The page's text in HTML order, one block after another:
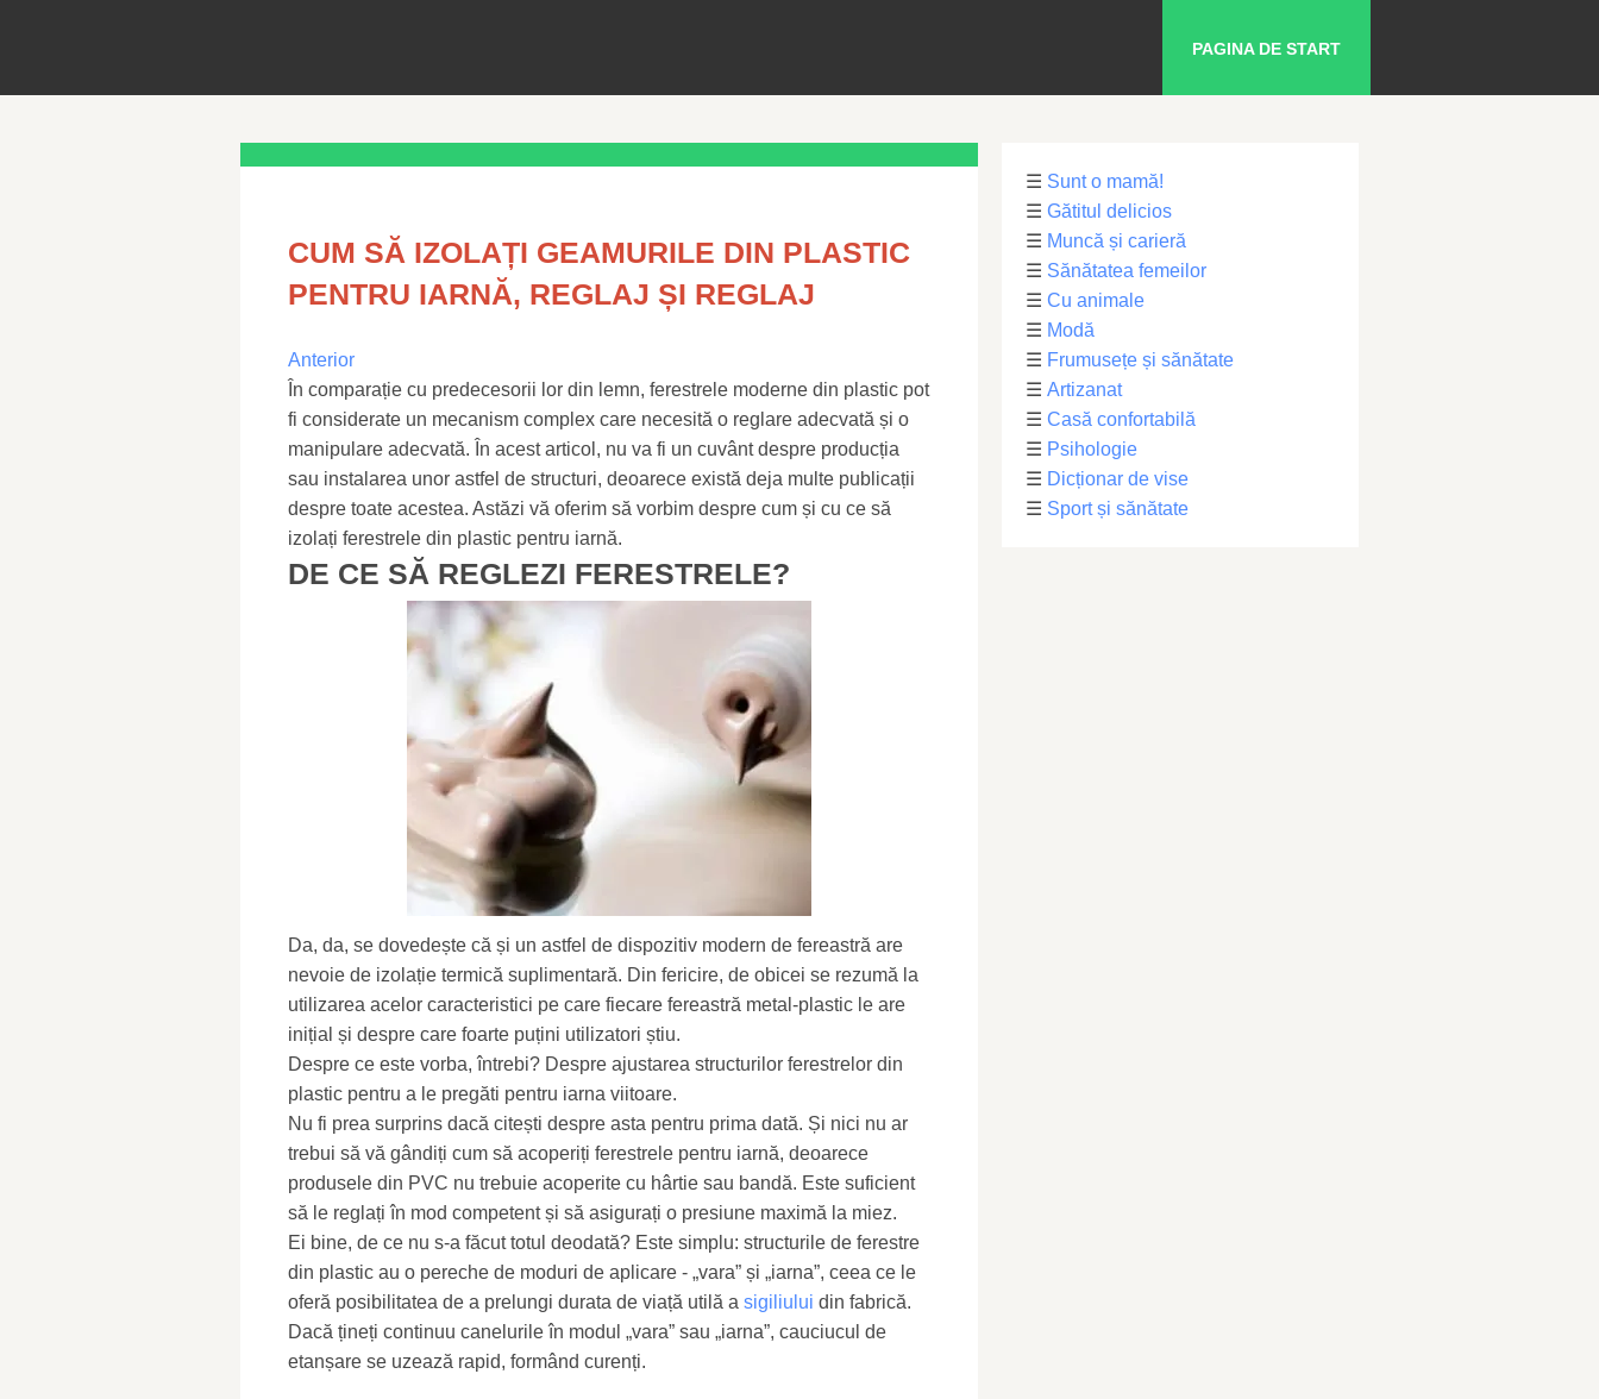
PAGINA DE START
CUM SĂ IZOLAȚI GEAMURILE DIN PLASTIC
PENTRU IARNĂ, REGLAJ ȘI REGLAJ
Anterior
În comparație cu predecesorii lor din lemn, ferestrele moderne din plastic pot
fi considerate un mecanism complex care necesită o reglare adecvată și o
manipulare adecvată. În acest articol, nu va fi un cuvânt despre producția
sau instalarea unor astfel de structuri, deoarece există deja multe publicații
despre toate acestea. Astăzi vă oferim să vorbim despre cum și cu ce să
izolați ferestrele din plastic pentru iarnă.
DE CE SĂ REGLEZI FERESTRELE?
Da, da, se dovedește că și un astfel de dispozitiv modern de fereastră are
nevoie de izolație termică suplimentară. Din fericire, de obicei se rezumă la
utilizarea acelor caracteristici pe care fiecare fereastră metal-plastic le are
inițial și despre care foarte puțini utilizatori știu.
Despre ce este vorba, întrebi? Despre ajustarea structurilor ferestrelor din
plastic pentru a le pregăti pentru iarna viitoare.
Nu fi prea surprins dacă citești despre asta pentru prima dată. Și nici nu ar
trebui să vă gândiți cum să acoperiți ferestrele pentru iarnă, deoarece
produsele din PVC nu trebuie acoperite cu hârtie sau bandă. Este suficient
să le reglați în mod competent și să asigurați o presiune maximă la miez.
Ei bine, de ce nu s-a făcut totul deodată? Este simplu: structurile de ferestre
din plastic au o pereche de moduri de aplicare - „vara” și „iarna”, ceea ce le
oferă posibilitatea de a prelungi durata de viață utilă a sigiliului din fabrică.
Dacă țineți continuu canelurile în modul „vara” sau „iarna”, cauciucul de
etanșare se uzează rapid, formând curenți.
☰ Sunt o mamă!
☰ Gătitul delicios
☰ Muncă și carieră
☰ Sănătatea femeilor
☰ Cu animale
☰ Modă
☰ Frumusețe și sănătate
☰ Artizanat
☰ Casă confortabilă
☰ Psihologie
☰ Dicționar de vise
☰ Sport și sănătate